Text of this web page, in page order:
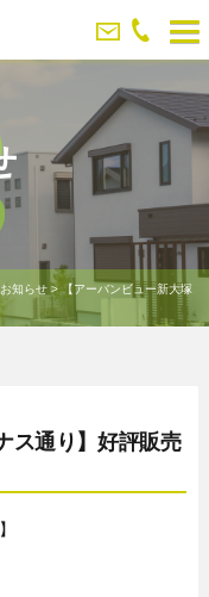
お知らせ> 【アーバンビュー新大塚
ス通り】好評販売